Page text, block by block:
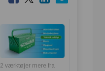
2 værktøjer mere fra